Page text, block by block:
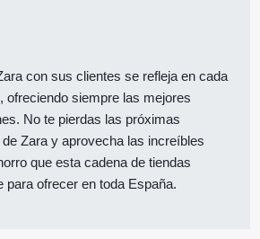
con sus clientes se refleja en cada
ofreciendo siempre las mejores
No te pierdas las próximas
Zara y aprovecha las increíbles
que esta cadena de tiendas
para ofrecer en toda España.